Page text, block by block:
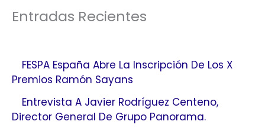
Entradas Recientes
FESPA España Abre La Inscripción De Los X
Premios Ramón Sayans
Entrevista A Javier Rodríguez Centeno,
Director General De Grupo Panorama.